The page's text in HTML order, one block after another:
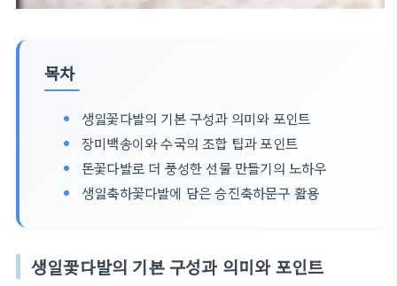
목차
생일꽃다발의 기본 구성과 의미와 포인트
장미백송이와 수국의 조합 팁과 포인트
돈꽃다발로 더 풍성한 선물 만들기의 노하우
생일축하꽃다발에 담은 승진축하문구 활용
생일꽃다발의 기본 구성과 의미와 포인트